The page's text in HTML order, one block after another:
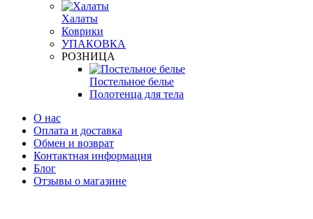
Халаты
Коврики
УПАКОВКА
РОЗНИЦА
Постельное белье
Полотенца для тела
О нас
Оплата и доставка
Обмен и возврат
Контактная информация
Блог
Отзывы о магазине